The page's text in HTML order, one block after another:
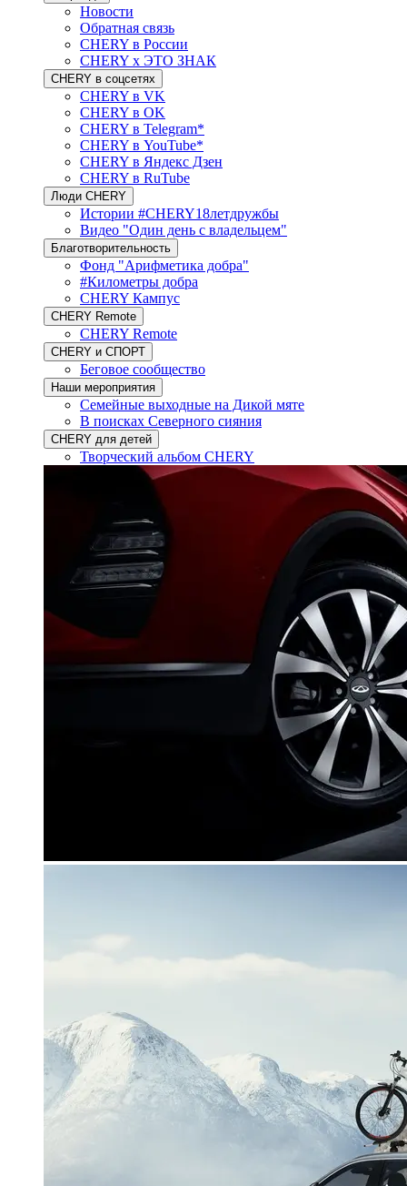
Новости
Обратная связь
CHERY в России
CHERY x ЭТО ЗНАК
CHERY в соцсетях
CHERY в VK
CHERY в OK
CHERY в Telegram*
CHERY в YouTube*
CHERY в Яндекс Дзен
CHERY в RuTube
Люди CHERY
Истории #CHERY18летдружбы
Видео "Один день с владельцем"
Благотворительность
Фонд "Арифметика добра"
#Километры добра
CHERY Кампус
CHERY Remote
CHERY Remote
CHERY и СПОРТ
Беговое сообщество
Наши мероприятия
Семейные выходные на Дикой мяте
В поисках Северного сияния
CHERY для детей
Творческий альбом CHERY